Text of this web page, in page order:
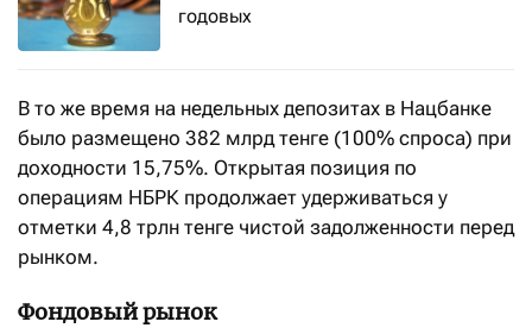
годовых
В то же время на недельных депозитах в Нацбанке
было размещено 382 млрд тенге (100% спроса) при
доходности 15,75%. Открытая позиция по
операциям НБРК продолжает удерживаться у
отметки 4,8 трлн тенге чистой задолженности перед
рынком.
Фондовый рынок